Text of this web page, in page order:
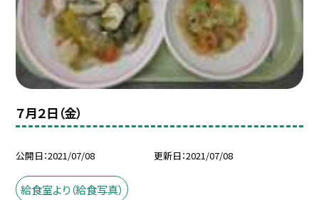
７月２日（金）
公開日 2021/07/08 更新日 2021/07/08
給食室より（給食写真）